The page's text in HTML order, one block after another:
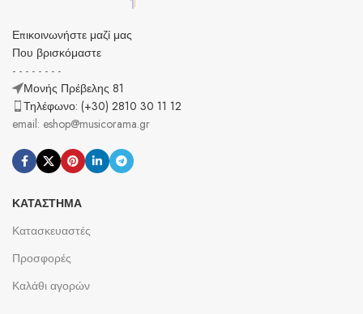
Επικοινωνήστε μαζί μας
Που βρισκόμαστε
- - - - - - - -
Μονής Πρέβελης 81
Τηλέφωνο: (+30) 2810 30 11 12
email: eshop@musicorama.gr
ΚΑΤΆΣΤΗΜΑ
Κατασκευαστές
Προσφορές
Καλάθι αγορών